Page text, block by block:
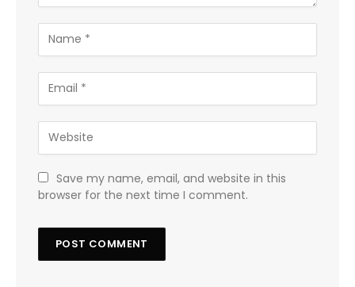
Save my name, email, and website in this
browser for the next time I comment.